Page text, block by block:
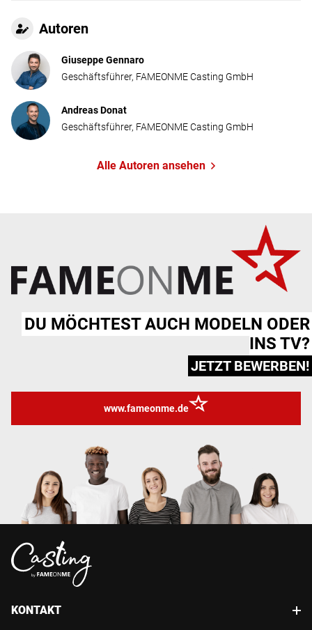
Autoren
Giuseppe Gennaro
Geschäftsführer, FAMEONME Casting GmbH
Andreas Donat
Geschäftsführer, FAMEONME Casting GmbH
Alle Autoren ansehen
DU MÖCHTEST AUCH MODELN ODER
INS TV?
JETZT BEWERBEN!
www.fameonme.de
KONTAKT